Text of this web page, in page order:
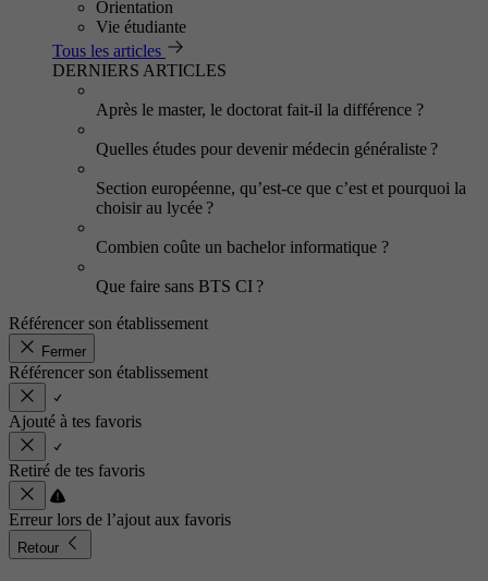
Orientation
Vie étudiante
Tous les articles
DERNIERS ARTICLES
Après le master, le doctorat fait-il la différence ?
Quelles études pour devenir médecin généraliste ?
Section européenne, qu’est-ce que c’est et pourquoi la
choisir au lycée ?
Combien coûte un bachelor informatique ?
Que faire sans BTS CI ?
Référencer son établissement
Fermer
Référencer son établissement
Ajouté à tes favoris
Retiré de tes favoris
Erreur lors de l’ajout aux favoris
Retour